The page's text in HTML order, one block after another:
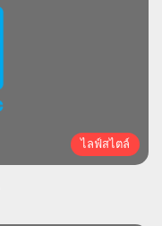
ไลฟ์สไตล์